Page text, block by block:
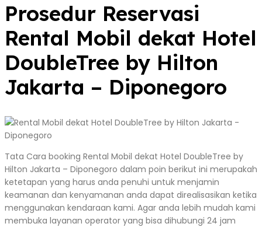
Prosedur Reservasi
Rental Mobil dekat Hotel
DoubleTree by Hilton
Jakarta – Diponegoro
Tata Cara booking Rental Mobil dekat Hotel DoubleTree by
Hilton Jakarta – Diponegoro dalam poin berikut ini merupakah
ketetapan yang harus anda penuhi untuk menjamin
keamanan dan kenyamanan anda dapat direalisasikan ketika
menggunakan kendaraan kami. Agar anda lebih mudah kami
membuka layanan operator yang bisa dihubungi 24 jam